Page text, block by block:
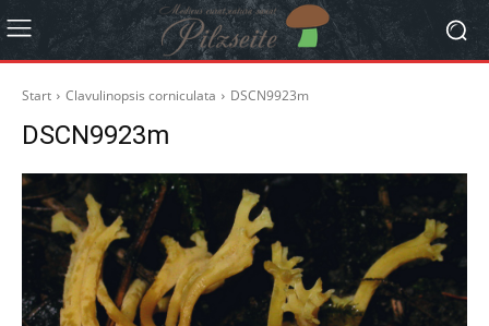
Start Clavulinopsis corniculata DSCN9923m
DSCN9923m